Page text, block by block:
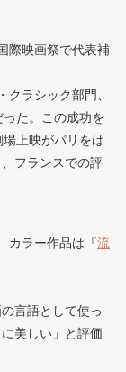
際映画祭で代表補
クラシック部門、
た。この成功を
上映がパリをは
フランスでの評
カラー作品は『流
言語として使っ
美しい」と評価